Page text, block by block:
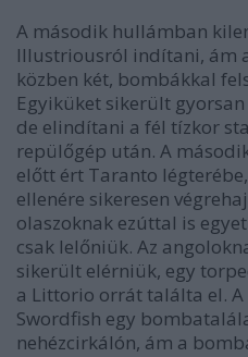
A második hullámban
Illustriousról indítani, ám
közben két, bombákkal
Egyiküket sikerült
de elindítani a fél tízkor
repülőgép után. A
előtt ért Taranto
ellenére sikeresen
olaszoknak ezúttal is
csak lelőniük. Az
sikerült elérniük, egy
a Littorio orrát találta el. A
Swordfish egy
nehézcirkálón, ám a